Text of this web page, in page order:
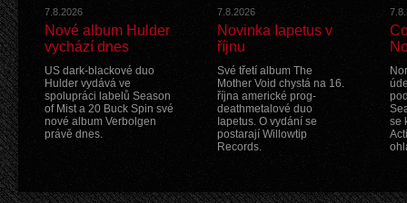
7.8.2026
Nové album Hulder
vychází dnes
US dark-blackové duo
Hulder vydává ve
spolupráci labelů Season
of Mist a 20 Buck Spin své
nové album Verbolgen
právě dnes.
7.8.2026
Novinka Iapetus v
říjnu
Své třetí album The
Mother Void chystá na 16.
října americké prog-
deathmetalové duo
Iapetus. O vydání se
postarají Willowtip
Records.
se